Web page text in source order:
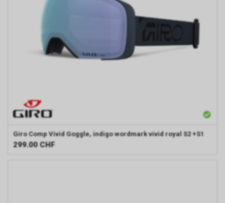
Giro Comp Vivid Goggle, indigo wordmark vivid royal S2 +S1
299.00 CHF